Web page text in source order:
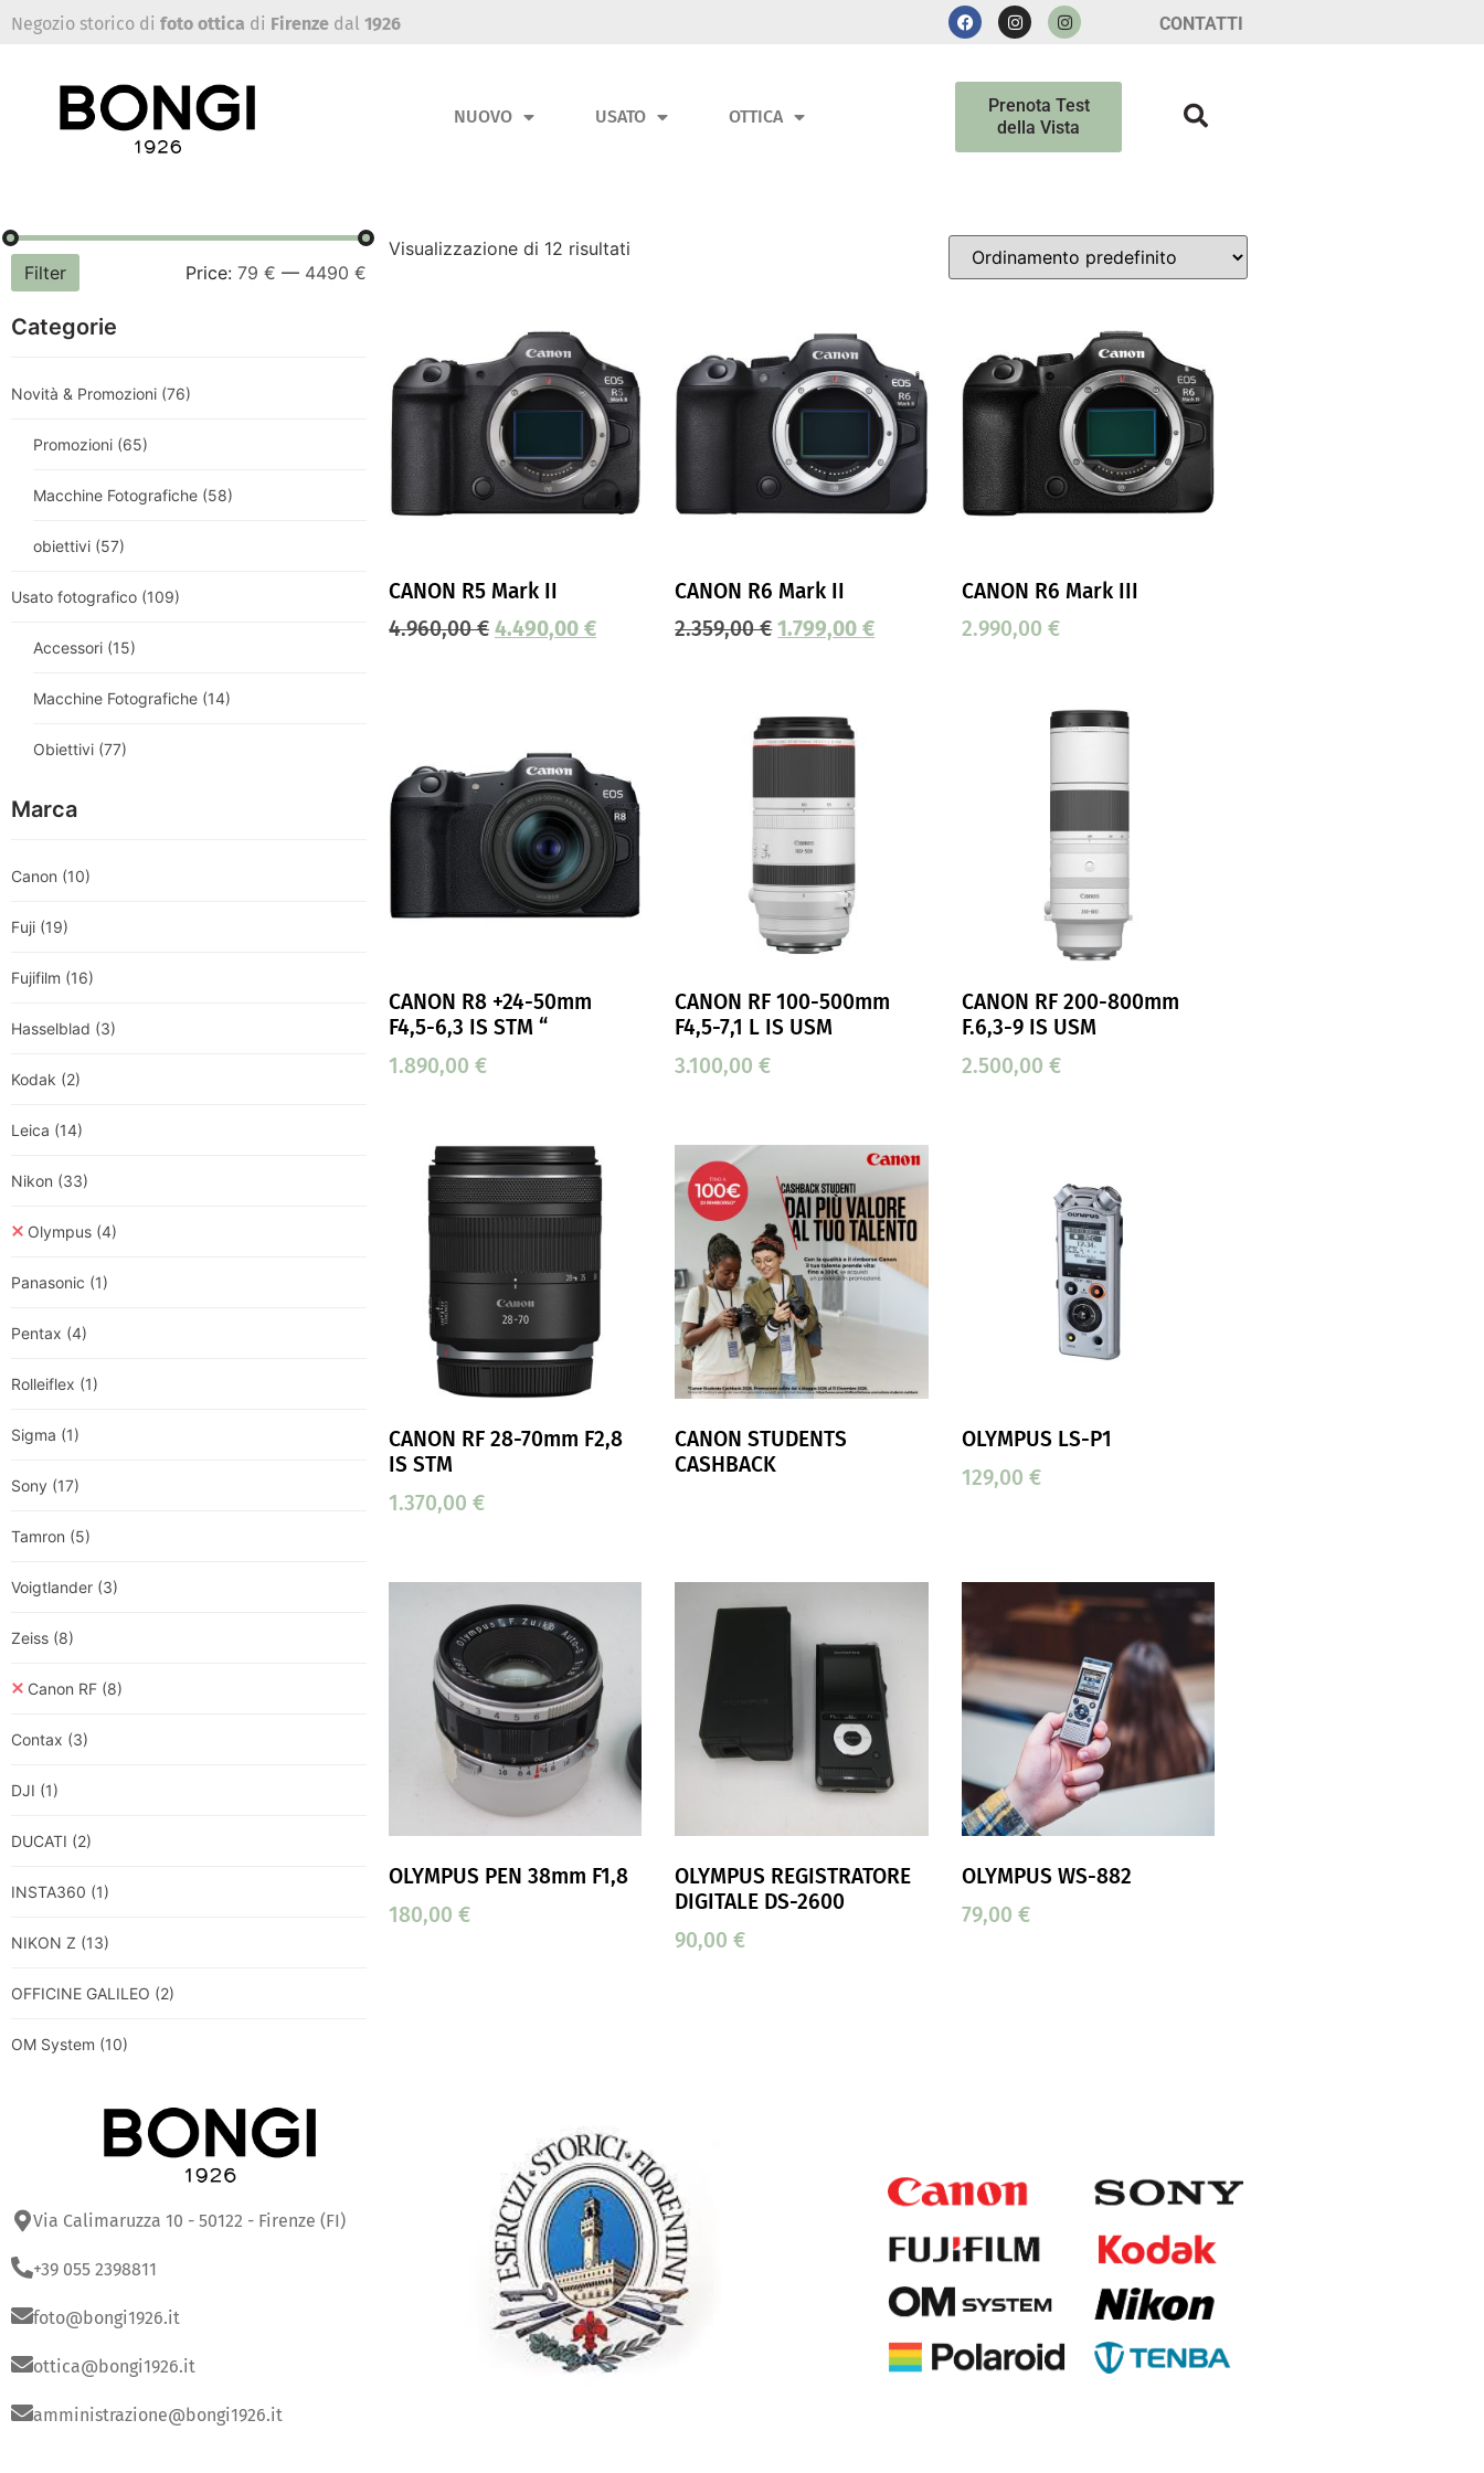
Negozio storico di foto ottica di Firenze dal 1926 CONTATTI
NUOVO USATO OTTICA
Prenota Test
della Vista
Filter Price: 79 € — 4490 €
Categorie
Novità & Promozioni (76)
Promozioni (65)
Macchine Fotografiche (58)
obiettivi (57)
Usato fotografico (109)
Accessori (15)
Macchine Fotografiche (14)
Obiettivi (77)
Marca
Canon (10)
Fuji (19)
Fujifilm (16)
Hasselblad (3)
Kodak (2)
Leica (14)
Nikon (33)
Olympus (4)
Panasonic (1)
Pentax (4)
Rolleiflex (1)
Sigma (1)
Sony (17)
Tamron (5)
Voigtlander (3)
Zeiss (8)
Canon RF (8)
Contax (3)
DJI (1)
DUCATI (2)
INSTA360 (1)
NIKON Z (13)
OFFICINE GALILEO (2)
OM System (10)
Visualizzazione di 12 risultati
CANON R5 Mark II
4.960,00€ 4.490,00 €
CANON R6 Mark II
2.359,00€ 1.799,00€
CANON R6 Mark III
2.990,00 €
CANON R8 +24-50mm
F4,5-6,3 IS STM “
1.890,00 €
CANON RF 100-500mm
F4,5-7,1 L IS USM
3.100,00€
CANON RF 200-800mm
F.6,3-9 IS USM
2.500,00 €
CANON RF 28-70mm F2,8
IS STM
1.370,00 €
CANON STUDENTS
CASHBACK
OLYMPUS LS-P1
129,00 €
OLYMPUS PEN 38mm F1,8
180,00 €
OLYMPUS REGISTRATORE
DIGITALE DS-2600
90,00€
OLYMPUS WS-882
79,00 €
Via Calimaruzza 10 - 50122 - Firenze (FI)
+39 055 2398811
foto@bongi1926.it
ottica@bongi1926.it
amministrazione@bongi1926.it